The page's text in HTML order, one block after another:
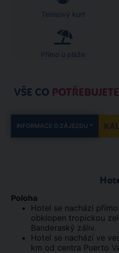
Tenisový kurt
Přímo u pláže
VŠE CO
INFORMACE O ZÁJEZDU
Poloha
Hotel se nachází
obklopen tropickou
Banderaský záliv.
Hotel se nachází ve
km od centra Puerto